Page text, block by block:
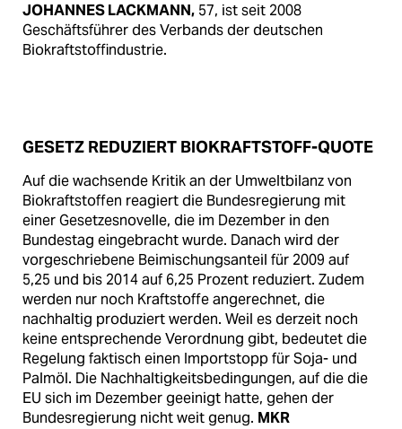
JOHANNES LACKMANN, 57, ist seit 2008
Geschäftsführer des Verbands der deutschen
Biokraftstoffindustrie.
GESETZ REDUZIERT BIOKRAFTSTOFF-QUOTE
Auf die wachsende Kritik an der Umweltbilanz von
Biokraftstoffen reagiert die Bundesregierung mit
einer Gesetzesnovelle, die im Dezember in den
Bundestag eingebracht wurde. Danach wird der
vorgeschriebene Beimischungsanteil für 2009 auf
5,25 und bis 2014 auf 6,25 Prozent reduziert. Zudem
werden nur noch Kraftstoffe angerechnet, die
nachhaltig produziert werden. Weil es derzeit noch
keine entsprechende Verordnung gibt, bedeutet die
Regelung faktisch einen Importstopp für Soja- und
Palmöl. Die Nachhaltigkeitsbedingungen, auf die die
EU sich im Dezember geeinigt hatte, gehen der
Bundesregierung nicht weit genug. MKR